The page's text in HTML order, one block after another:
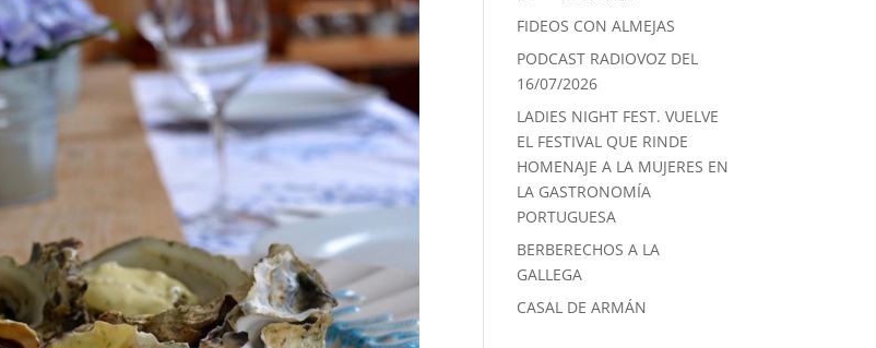
FIDEOS CON ALMEJAS
PODCAST RADIOVOZ DEL
16/07/2026
LADIES NIGHT FEST. VUELVE
EL FESTIVAL QUE RINDE
HOMENAJE A LA MUJERES EN
LA GASTRONOMÍA
PORTUGUESA
BERBERECHOS A LA
GALLEGA
CASAL DE ARMÁN